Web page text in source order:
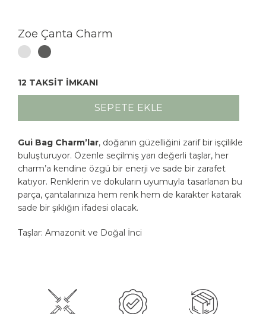
Zoe Çanta Charm
12 TAKSİT İMKANI
SEPETE EKLE
Gui Bag Charm’lar, doğanın güzelliğini zarif bir işçilikle
buluşturuyor. Özenle seçilmiş yarı değerli taşlar, her
charm’a kendine özgü bir enerji ve sade bir zarafet
katıyor. Renklerin ve dokuların uyumuyla tasarlanan bu
parça, çantalarınıza hem renk hem de karakter katarak
sade bir şıklığın ifadesi olacak.
Taşlar: Amazonit ve Doğal İnci